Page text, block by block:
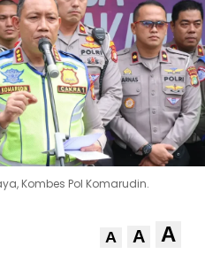
Kombes Pol Komarudin.
A A A